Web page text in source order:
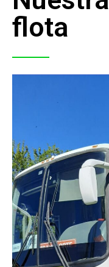
flota